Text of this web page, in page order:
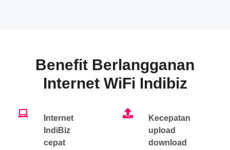
Benefit Berlangganan
Internet WiFi Indibiz
Internet
IndiBiz
cepat
Kecepatan
upload
download